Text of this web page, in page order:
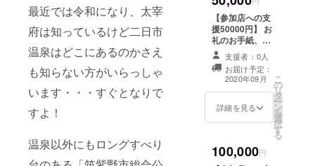
最近では令和になり、太宰
府は知っているけど二日市
温泉はどこにあるのかさえ
も知らない方がいらっしゃ
います・・・すぐとなりで
すよ！
温泉以外にもロングすべり
た金額は参加店
舗の運用資金に
充てさせていた
だきます。 ※1回
の決済に220円
の手数料がかか
りますので、複
数の場合はまと
めて購入がお得
です。
んてら/酒房こみ
ち/炭火串焼鉄板
いちみつ/スナッ
クエンドレス/ス
ナックメール/餃
子酒場りきまる/
ダイニングエン/
鉄板焼じゅう
じゅう/博多漢塾/
博多餃子笑井/ハ
ローコーヒー/広
/福岡焼き鳥鮮笑
筑紫野店/二日市
かむら/さじかげ
ん/スナックA＆
C/とろばこ/レッ
フェル ※必ず
「備考欄」に飲
食店名をご記入
ください。不要
の場合は、「券
不要」と備考欄
にご記入くださ
い。 ※ 上乗せ支
額は参加店舗の
運用資金に充て
【参加店への支
援50000円】 お
礼のお手紙、
ホームページに
て支援者様のご
紹介(１カ月) ※必
ず「備考欄」に
お名前もしくは
ニックネームを
要」と備考欄に
ご記入ください
支援者：0人
お届け予定：
2020年09月
詳細を見る
こ
の
リ
タ
ー
ン
を
選
択
す
る
100,000円